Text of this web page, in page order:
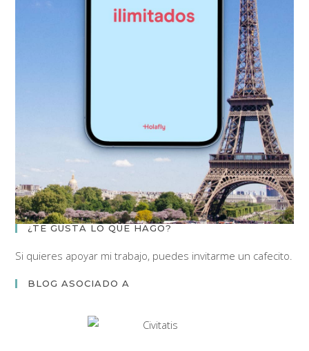
¿TE GUSTA LO QUE HAGO?
Si quieres apoyar mi trabajo, puedes invitarme un cafecito.
BLOG ASOCIADO A